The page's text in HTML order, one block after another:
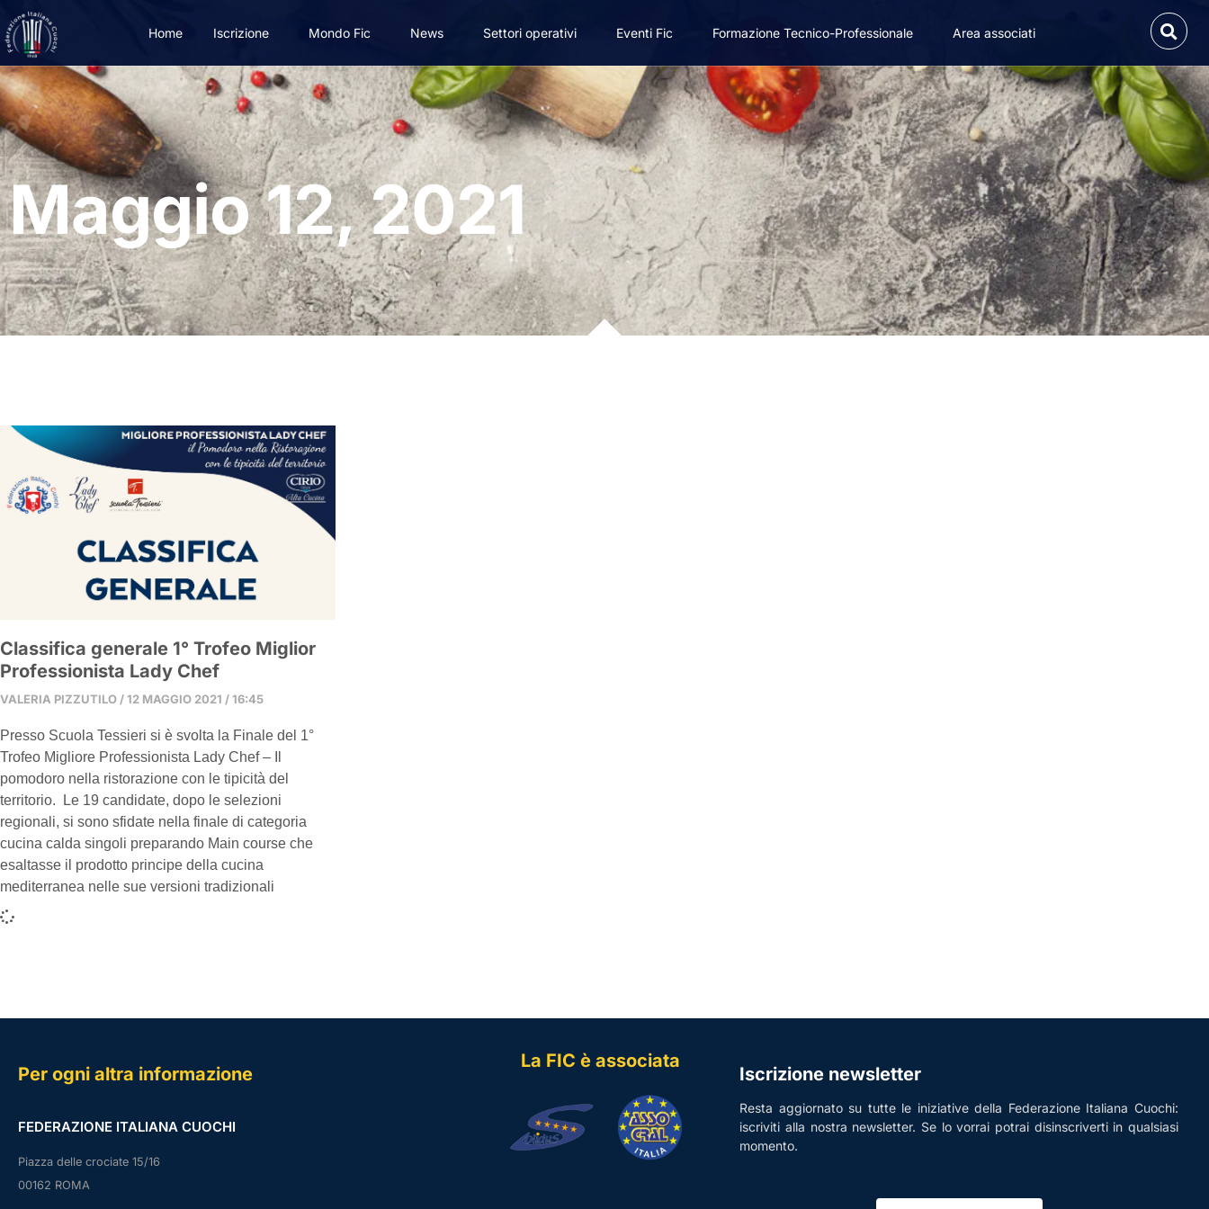
Home Iscrizione Mondo Fic News Settori operativi Eventi Fic Formazione Tecnico-Professionale Area associati
Maggio 12, 2021
Classifica generale 1° Trofeo Miglior
Professionista Lady Chef
VALERIA PIZZUTILO 12 MAGGIO 2021 16:45
Presso Scuola Tessieri si è svolta la Finale del 1°
Trofeo Migliore Professionista Lady Chef – Il
pomodoro nella ristorazione con le tipicità del
territorio. Le 19 candidate, dopo le selezioni
regionali, si sono sfidate nella finale di categoria
cucina calda singoli preparando Main course che
esaltasse il prodotto principe della cucina
mediterranea nelle sue versioni tradizionali
Per ogni altra informazione
FEDERAZIONE ITALIANA CUOCHI
Piazza delle crociate 15/16
00162 ROMA
La FIC è associata
Iscrizione newsletter
Resta aggiornato su tutte le iniziative della Federazione Italiana Cuochi:
iscriviti alla nostra newsletter. Se lo vorrai potrai disinscriverti in qualsiasi
momento.